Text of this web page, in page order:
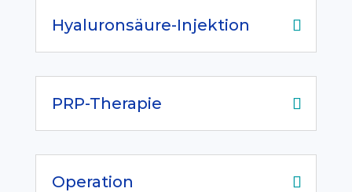
Hyaluronsäure-Injektion
PRP-Therapie
Operation